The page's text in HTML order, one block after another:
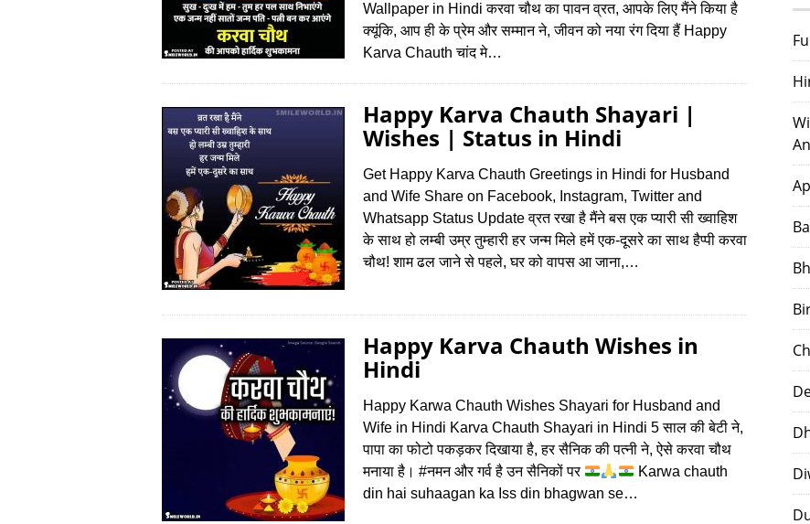
Wallpaper in Hindi करवा चौथ का पावन व्रत, आपके लिए मैंने किया है
क्यूंकि, आप ही के प्रेम और सम्मान ने, जीवन को नया रंग दिया हैं Happy
Karva Chauth चांद मे…
Happy Karva Chauth Shayari |
Wishes | Status in Hindi
Get Happy Karva Chauth Greetings in Hindi for Husband
and Wife Share on Facebook, Instagram, Twitter and
Whatsapp Status Update व्रत रखा है मैंने बस एक प्यारी सी ख्वाहिश
के साथ हो लम्बी उम्र तुम्हारी हर जन्म मिले हमें एक-दूसरे का साथ हैप्पी करवा
चौथ! शाम ढल जाने से पहले, घर को वापस आ जाना,…
Happy Karva Chauth Wishes in
Hindi
Happy Karwa Chauth Wishes Shayari for Husband and
Wife in Hindi Karva Chauth Shayari in Hindi 5 साल की बेटी ने,
पापा का फोटो पकड़कर दिखाया है, हर सैनिक की पत्नी ने, ऐसे करवा चौथ
मनाया है। #नमन और गर्व है उन सैनिकों पर
Karwa chauth
din hai suhaagan ka Iss din bhagwan se…